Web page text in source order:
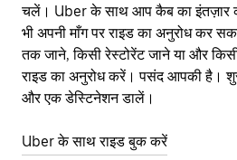
चलें। Uber के साथ आप कैब का इंतज़ार
भी अपनी माँग पर राइड का अनुरोध कर
तक जाने, किसी रेस्टोरेंट जाने या और
राइड का अनुरोध करें। पसंद आपकी है।
और एक डेस्टिनेशन डालें।
Uber के साथ राइड बुक करें